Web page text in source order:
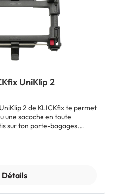
UniKlip 2
2 de KLICKfix te permet
une sacoche en toute
sur ton porte-bagages.
ainsi qu'à ceux en V. Les
coulissent de sorte que le
réglé en fonction du
qu'à le clipser dessus pour
Détails